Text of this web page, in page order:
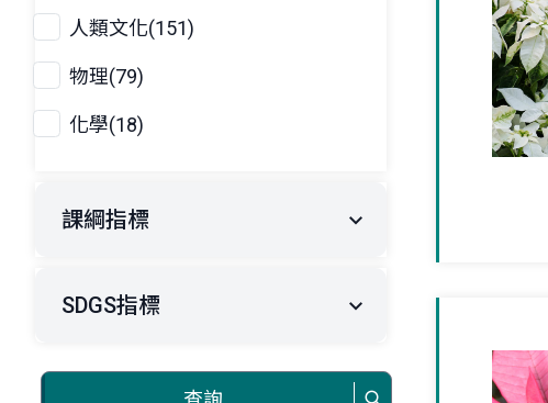
人類文化(151)
物理(79)
化學(18)
課綱指標
SDGS指標